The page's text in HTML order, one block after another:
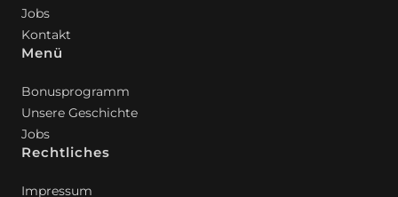
Jobs
Kontakt
Menü
Bonusprogramm
Unsere Geschichte
Jobs
Rechtliches
Impressum